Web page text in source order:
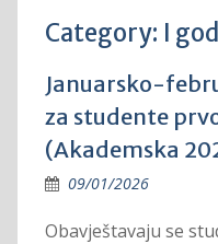
Category: I
Januarsko-
za studente
(Akademska
09/01/2026
Obavještavaju se